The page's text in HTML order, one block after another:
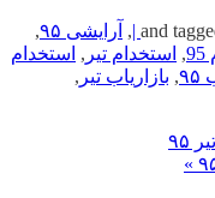
, آرایشی ۹۵
,
, استخدام تیر , استخدام
, بازاریاب تیر ,